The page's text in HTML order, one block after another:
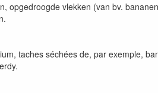
opgedroogde vlekken (van bv.
taches séchées de, par exemple,